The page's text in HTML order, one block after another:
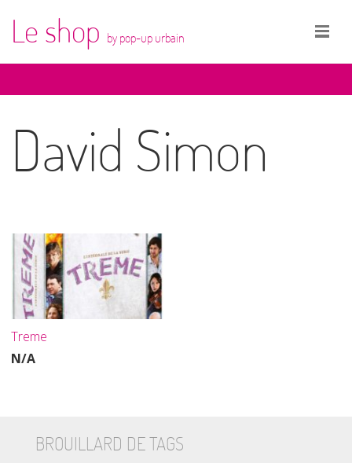
Le shop by pop-up urbain
David Simon
Treme
N/A
BROUILLARD DE TAGS